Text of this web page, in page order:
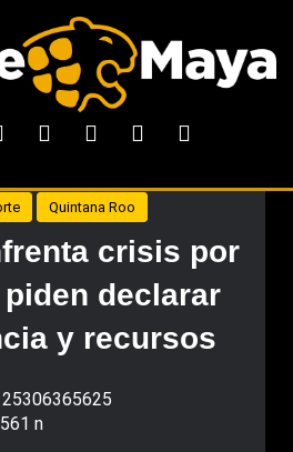
Quintana Roo
crisis por
declarar
y recursos